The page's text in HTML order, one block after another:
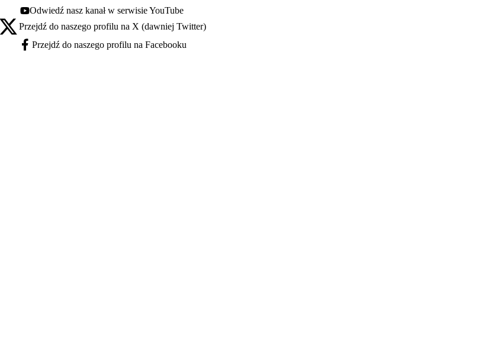
Youtube - otwiera się w nowej karcie
Odwiedź nasz kanał w serwisie YouTube
X - otwiera się w nowej karcie
Przejdź do naszego profilu na X (dawniej Twitter)
Facebook - otwiera się w nowej karcie
Przejdź do naszego profilu na Facebooku